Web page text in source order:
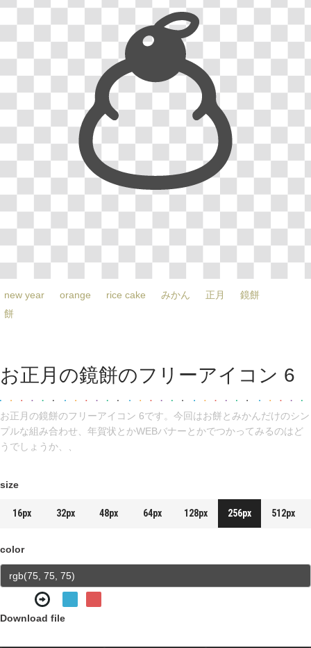
new year orange rice cake みかん 正月
鏡餅
餅
お正月の鏡餅のフリーアイコン 6
お正月の鏡餅のフリーアイコン 6です。今回はお餅とみかんだけのシン
プルな組み合わせ、年賀状とかWEBバナーとかでつかってみるのはど
うでしょうか、、
size
16px 32px 48px 64px 128px 256px 512px
color
Download file